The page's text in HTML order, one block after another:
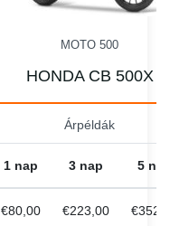
MOTO 500
HONDA CB 500X
Árpéldák
1 nap 3 nap 5
€80,00 €223,00